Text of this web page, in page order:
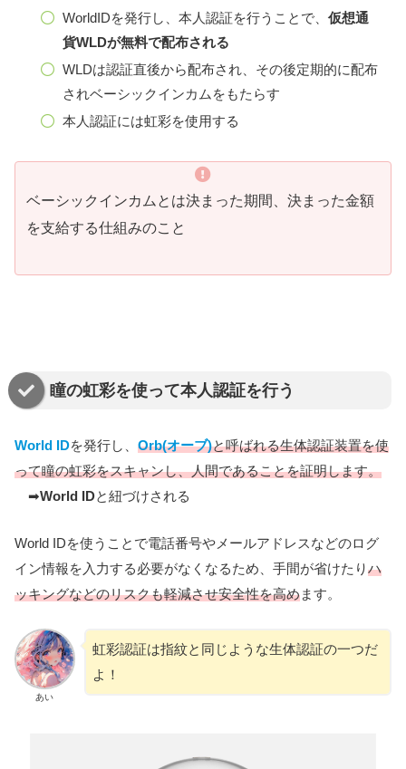
WorldIDを発行し、本人認証を行うことで、 仮想通
貨WLDが無料で配布される
WLDは認証直後から配布され、その後定期的に配布
されベーシックインカムをもたらす
本人認証には虹彩を使用する
ベーシックインカムとは決まった期間、決まった金額
を支給する仕組みのこと
瞳の虹彩を使って本人認証を行う
World IDを発行し、 Orb(オーブ)と呼ばれる生体認証装置を使
って瞳の虹彩をスキャンし、人間であることを証明します。
➡World IDと紐づけされる
World IDを使うことで電話番号やメールアドレスなどのログ
イン情報を入力する必要がなくなるため、手間が省けたりハ
ッキングなどのリスクも軽減させ安全性を高めます。
あい
虹彩認証は指紋と同じような生体認証の一つだ
よ！